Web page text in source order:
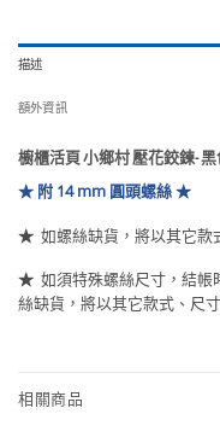
描述
額外資訊
櫥櫃活頁 小鄉村 壓花鉸鍊- 黑
★ 附 14 mm 圓頭螺絲 ★
★ 如螺絲缺貨，將以其它款
★ 如須特殊螺絲尺寸，結
絲缺貨，將以其它款式、尺
相關商品